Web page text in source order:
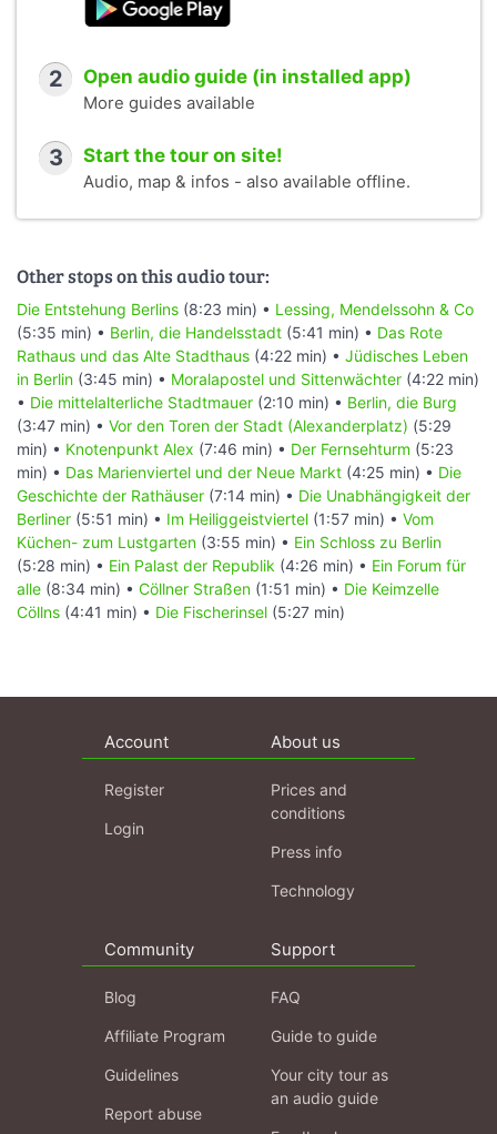
2 Open audio guide (in installed app)
More guides available
3 Start the tour on site!
Audio, map & infos - also available offline.
Other stops on this audio tour:
Die Entstehung Berlins (8:23 min) • Lessing, Mendelssohn & Co
(5:35 min) • Berlin, die Handelsstadt (5:41 min) • Das Rote
Rathaus und das Alte Stadthaus (4:22 min) • Jüdisches Leben
in Berlin (3:45 min) • Moralapostel und Sittenwächter (4:22 min)
• Die mittelalterliche Stadtmauer (2:10 min) • Berlin, die Burg
(3:47 min) • Vor den Toren der Stadt (Alexanderplatz) (5:29
min) • Knotenpunkt Alex (7:46 min) • Der Fernsehturm (5:23
min) • Das Marienviertel und der Neue Markt (4:25 min) • Die
Geschichte der Rathäuser (7:14 min) • Die Unabhängigkeit der
Berliner (5:51 min) • Im Heiliggeistviertel (1:57 min) • Vom
Küchen- zum Lustgarten (3:55 min) • Ein Schloss zu Berlin
(5:28 min) • Ein Palast der Republik (4:26 min) • Ein Forum für
alle (8:34 min) • Cöllner Straßen (1:51 min) • Die Keimzelle
Cöllns (4:41 min) • Die Fischerinsel (5:27 min)
Account
Register
Login
About us
Prices and
conditions
Press info
Technology
Community
Blog
Affiliate Program
Guidelines
Report abuse
Support
FAQ
Guide to guide
Your city tour as
an audio guide